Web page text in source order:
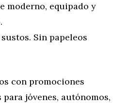
moderno, equipado y
Sin papeleos
con promociones
jóvenes, autónomos,